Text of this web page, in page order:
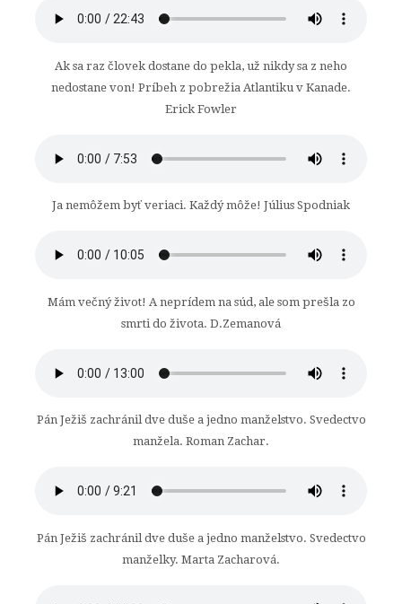
Ak sa raz človek dostane do pekla, už nikdy sa z neho
nedostane von! Príbeh z pobrežia Atlantiku v Kanade.
Erick Fowler
Ja nemôžem byť veriaci. Každý môže! Július Spodniak
Mám večný život! A neprídem na súd, ale som prešla zo
smrti do života. D.Zemanová
Pán Ježiš zachránil dve duše a jedno manželstvo. Svedectvo
manžela. Roman Zachar.
Pán Ježiš zachránil dve duše a jedno manželstvo. Svedectvo
manželky. Marta Zacharová.